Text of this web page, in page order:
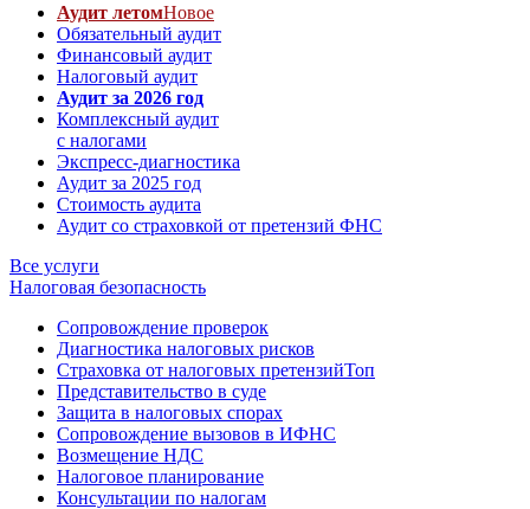
Аудит летомНовое
Обязательный аудит
Финансовый аудит
Налоговый аудит
Аудит за 2026 год
Комплексный аудит
с налогами
Экспресс-диагностика
Аудит за 2025 год
Стоимость аудита
Аудит со страховкой от претензий ФНС
Все услуги
Налоговая безопасность
Сопровождение проверок
Диагностика налоговых рисков
Страховка от налоговых претензийТоп
Представительство в суде
Защита в налоговых спорах
Сопровождение вызовов в ИФНС
Возмещение НДС
Налоговое планирование
Консультации по налогам